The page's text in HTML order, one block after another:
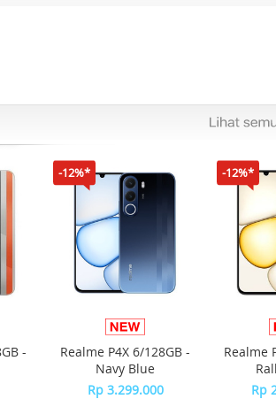
– Teko Rainbow Electric 24cm
Dapat mengeluarkan suara
untuk merebus air. Sehingga
tanda bahwa air sudah panas.
Teko Rainbow Electric
Meter
240 Volt / 50 Hz
: 22.5 cm x 16.5 cm x 26 cm
Kuning, Merah dan Ungu
-
-12%*
Realme P4X 6/128GB -
Navy Blue
Rp 3.299.000
-12%*
Realme
Rp